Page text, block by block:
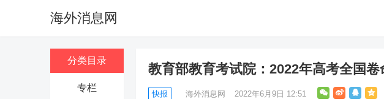
海外消息网
分类目录
专栏
教育部教育考试院：2022年高考全国
快报 海外消息网 2022年6月9日 12:51